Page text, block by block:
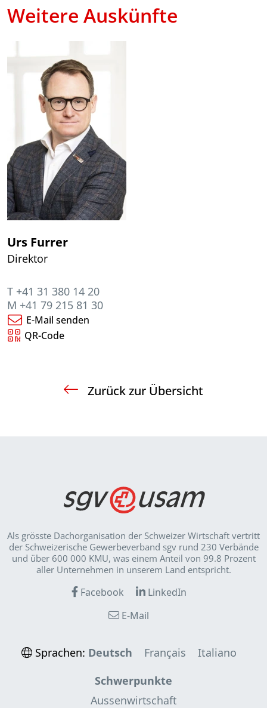
Weitere Auskünfte
Urs Furrer
Direktor
T +41 31 380 14 20
M +41 79 215 81 30
E-Mail senden
QR-Code
Zurück zur Übersicht
Als grösste Dachorganisation der Schweizer Wirt­schaft vertritt
der Schweizerische Gewerbeverband sgv rund 230 Verbände
und über 600 000 KMU, was einem Anteil von 99.8 Prozent
aller Unternehmen in unserem Land entspricht.
Facebook
LinkedIn
E-Mail
Sprachen: Deutsch Français
Italiano
Schwerpunkte
Aussenwirtschaft